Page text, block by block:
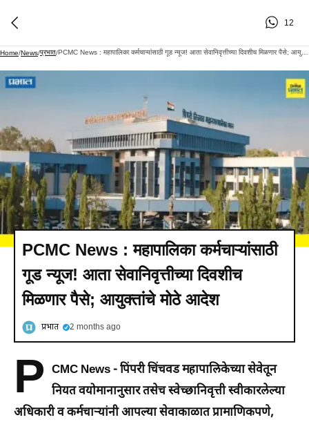
12
Home/News/प्रभात/
PCMC News : महापालिका कर्मचाऱ्यांसाठी
गूड न्यूज! आता सेवानिवृत्तीच्या दिवशीच
मिळणार पैसे; आयुक्तांचे मोठे आदेश
प्रभात 2 months ago
P CMC News -पिंपरी चिंचवड महापालिकेच्या सेवेतून
नियत वयोमानानुसार तसेच स्वेच्छानिवृत्ती स्वीकारलेल्या
अधिकारी व कर्मचाऱ्यांनी आपल्या सेवाकाळात प्रामाणिकपणे,